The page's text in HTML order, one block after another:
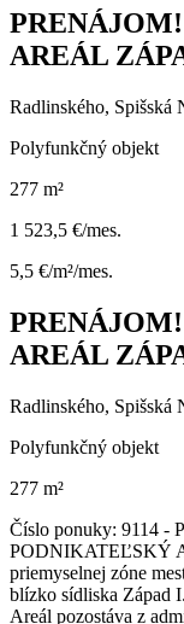
AREÁL
Radlinského, Spišská
Polyfunkčný objekt
277 m²
1 523,5 €/mes.
5,5 €/m²/mes.
AREÁL
Radlinského, Spišská
Polyfunkčný objekt
277 m²
Číslo ponuky: 9114 -
PODNIKATEĽSKÝ
priemyselnej zóne
blízko sídliska Západ
Areál pozostáva z